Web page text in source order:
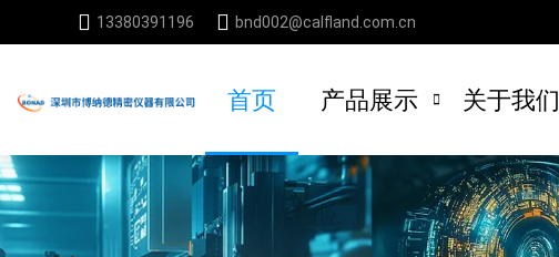
13380391196 bnd002@calfland.com.cn
首页 产品展示 关于我们